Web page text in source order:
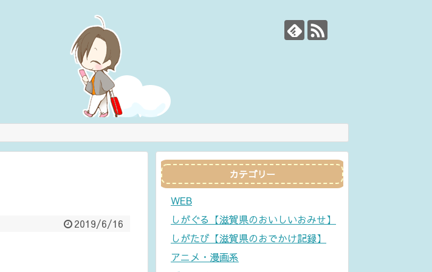
2019/6/16
カテゴリー
WEB
しがぐる【滋賀県のおいしいおみせ】
しがたび【滋賀県のおでかけ記録】
アニメ・漫画系